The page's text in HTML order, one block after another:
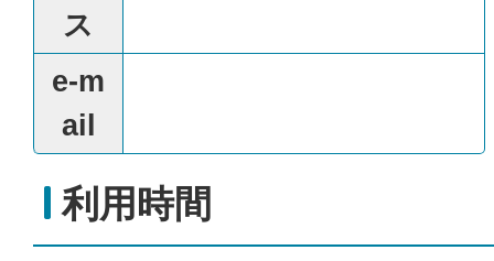
ス
e-m
ail
利用時間